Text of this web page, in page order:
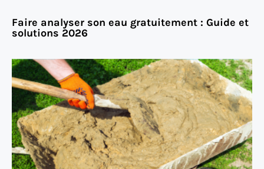
Faire analyser son eau gratuitement : Guide et
solutions 2026